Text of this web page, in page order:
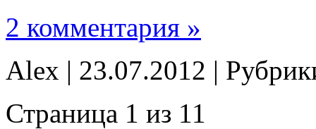
2 комментария »
Alex | 23.07.2012 |
Страница 1 из 11